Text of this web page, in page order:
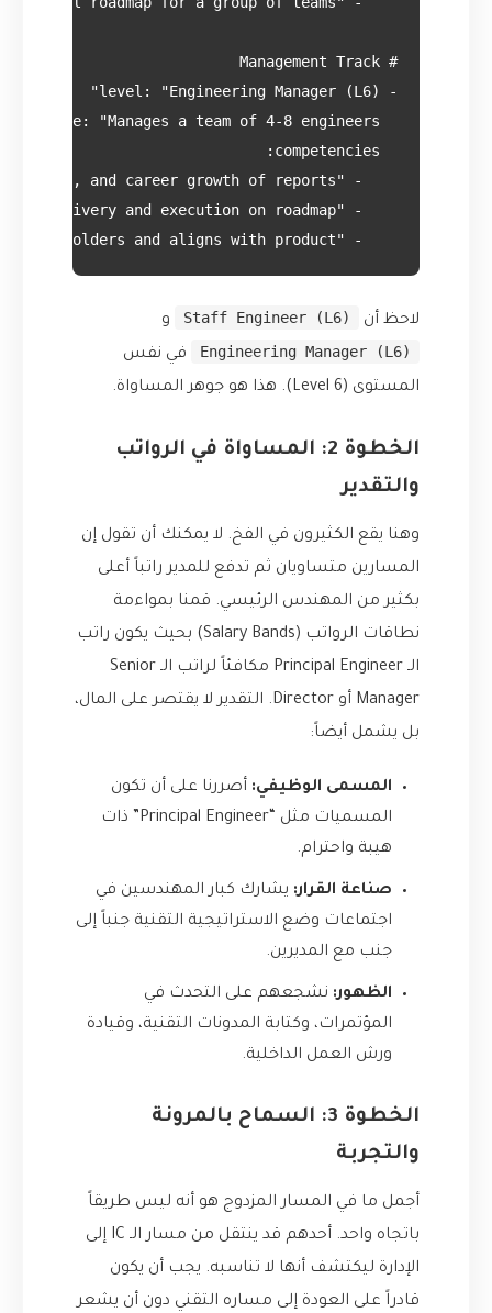
    - "Influence: Represents the team to stakeholders and aligns with product."
لاحظ أن Staff Engineer (L6)
و
Engineering Manager (L6)
في نفس
المستوى (Level 6). هذا هو جوهر المساواة.
الخطوة 2: المساواة في الرواتب
والتقدير
وهنا يقع الكثيرون في الفخ. لا يمكنك أن تقول إن
المسارين متساويان ثم تدفع للمدير راتباً أعلى
بكثير من المهندس الرئيسي. قمنا بمواءمة
نطاقات الرواتب (Salary Bands) بحيث يكون راتب
الـ Principal Engineer مكافئاً لراتب الـ Senior
Manager أو Director. التقدير لا يقتصر على المال،
بل يشمل أيضاً:
المسمى الوظيفي: أصررنا على أن تكون
المسميات مثل “Principal Engineer” ذات
هيبة واحترام.
صناعة القرار: يشارك كبار المهندسين في
اجتماعات وضع الاستراتيجية التقنية جنباً إلى
جنب مع المديرين.
الظهور: نشجعهم على التحدث في
المؤتمرات، وكتابة المدونات التقنية، وقيادة
ورش العمل الداخلية.
الخطوة 3: السماح بالمرونة
والتجربة
أجمل ما في المسار المزدوج هو أنه ليس طريقاً
باتجاه واحد. أحدهم قد ينتقل من مسار الـ IC إلى
الإدارة ليكتشف أنها لا تناسبه. يجب أن يكون
قادراً على العودة إلى مساره التقني دون أن يشعر